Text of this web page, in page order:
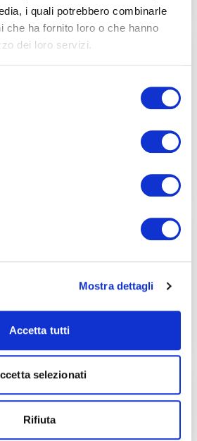
i quali potrebbero combinarle
che ha fornito loro o che hanno
dei loro servizi.
Mostra dettagli
Accetta tutti
selezionati
Rifiuta
TSS società del Gruppo
2015